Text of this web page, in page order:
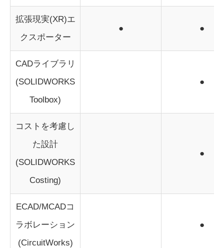
拡張現実(XR)エ
クスポーター
● ●
CADライブラリ
(SOLIDWORKS
Toolbox)
●
コストを考慮し
た設計
(SOLIDWORKS
Costing)
●
ECAD/MCADコ
ラボレーション
(CircuitWorks)
●